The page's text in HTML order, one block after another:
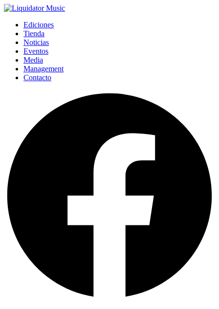
Ediciones
Tienda
Noticias
Eventos
Media
Management
Contacto